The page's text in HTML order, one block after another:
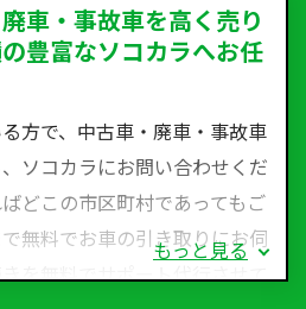
車・事故車を高く売り
豊富なソコカラへお任
方で、中古車・廃車・事故車
ソコカラにお問い合わせくだ
どこの市区町村であってもご
無料でお車の引き取りにお伺
を無料でサポート代行させて
もっと見る